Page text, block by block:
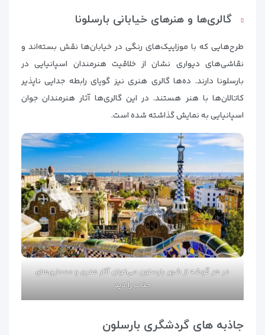
گالری‌ها و هنرهای خیابانی بارسلونا
طرح‌هایی که با موزاییک‌های رنگی در خیابان‌ها نقش بسته‌اند و
نقاشی‌های دیواری نشان از خلاقیت هنرمندان اسپانیایی در
بارسلونا دارند. ده‌ها گالری هنری نیز گویای رابطه جدایی ناپذیر
کاتالان‌ها با هنر هستند. در این گالری‌ها آثار هنرمندان جوان
اسپانیایی به نمایش گذاشته شده است.
در هر گوشه از شهر بارسلون می‌توان آثار هنری و معماری‌های
جذاب را دید
جاذبه های گردشگری بارسلون